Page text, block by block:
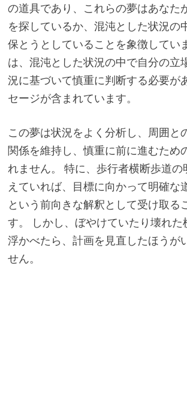
の道具であり、これらの夢はあなた
を探しているか、混沌とした状況の
保とうとしていることを象徴してい
は、混沌とした状況の中で自分の立
況に基づいて慎重に判断する必要が
セージが含まれています。
この夢は状況をよく分析し、周囲と
関係を維持し、慎重に前に進むため
れません。 特に、歩行者横断歩道の
えていれば、目標に向かって明確な
という前向きな解釈として受け取る
す。 しかし、ぼやけていたり壊れた
浮かべたら、計画を見直したほうが
せん。